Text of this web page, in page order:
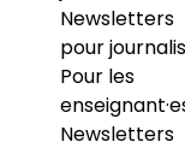
Newsletters
pour
Pour les
Newsletters